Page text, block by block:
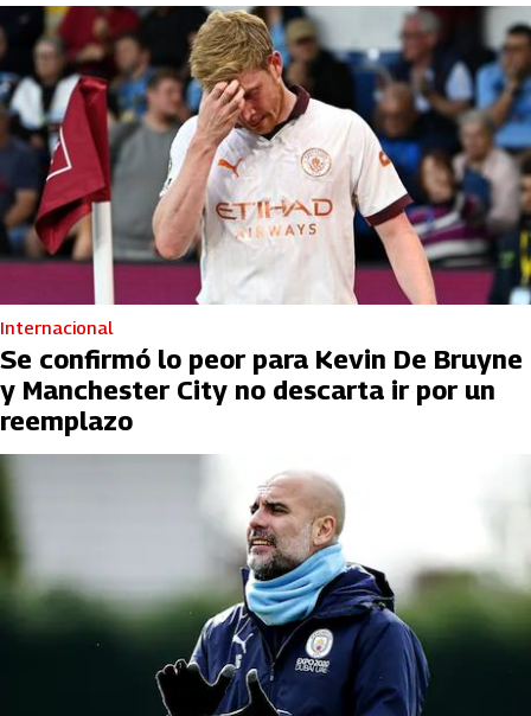
Internacional
Se confirmó lo peor para Kevin De Bruyne
y Manchester City no descarta ir por un
reemplazo